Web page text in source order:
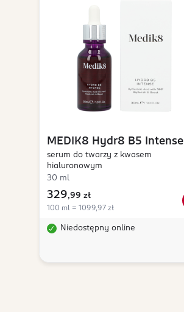
MEDIK8 Hydr8 B5 Intense
serum do twarzy z kwasem
hialuronowym
30 ml
329,99 zł
100 ml = 1099,97 zł
Niedostępny online